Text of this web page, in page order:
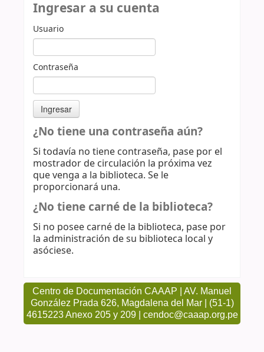
Ingresar a su cuenta
Usuario
Contraseña
¿No tiene una contraseña aún?
Si todavía no tiene contraseña, pase por el
mostrador de circulación la próxima vez
que venga a la biblioteca. Se le
proporcionará una.
¿No tiene carné de la biblioteca?
Si no posee carné de la biblioteca, pase por
la administración de su biblioteca local y
asóciese.
Centro de Documentación CAAAP | AV. Manuel
González Prada 626, Magdalena del Mar | (51-1)
4615223 Anexo 205 y 209 | cendoc@caaap.org.pe